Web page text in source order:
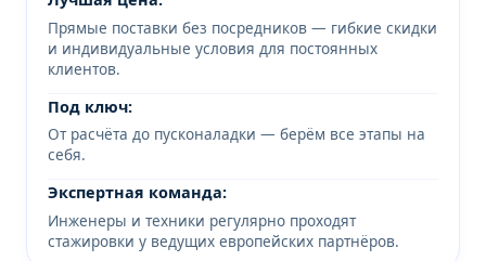
Прямые поставки без посредников — гибкие скидки
и индивидуальные условия для постоянных
клиентов.
Под ключ:
От расчёта до пусконаладки — берём все этапы на
себя.
Экспертная команда:
Инженеры и техники регулярно проходят
стажировки у ведущих европейских партнёров.